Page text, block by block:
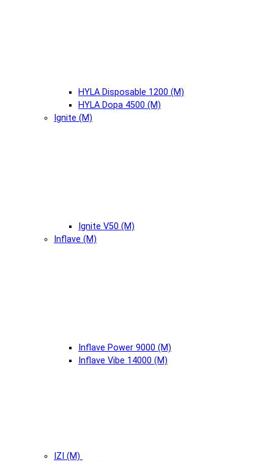
HYLA Disposable 1200 (М)
HYLA Dopa 4500 (М)
Ignite (М)
Ignite V50 (М)
Inflave (М)
Inflave Power 9000 (М)
Inflave Vibe 14000 (М)
IZI (М)